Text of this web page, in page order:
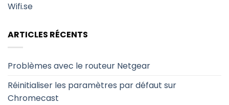
Wifi.se
ARTICLES RÉCENTS
Problèmes avec le routeur Netgear
Réinitialiser les paramètres par défaut sur
Chromecast